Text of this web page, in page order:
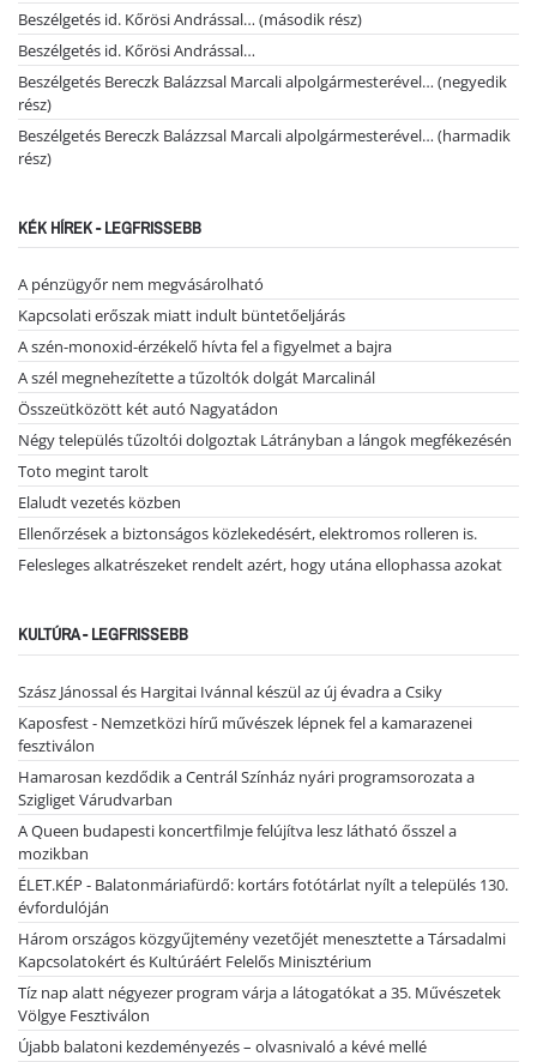
Beszélgetés id. Kőrösi Andrással… (második rész)
Beszélgetés id. Kőrösi Andrással…
Beszélgetés Bereczk Balázzsal Marcali alpolgármesterével… (negyedik
rész)
Beszélgetés Bereczk Balázzsal Marcali alpolgármesterével… (harmadik
rész)
KÉK HÍREK - LEGFRISSEBB
A pénzügyőr nem megvásárolható
Kapcsolati erőszak miatt indult büntetőeljárás
A szén-monoxid-érzékelő hívta fel a figyelmet a bajra
A szél megnehezítette a tűzoltók dolgát Marcalinál
Összeütközött két autó Nagyatádon
Négy település tűzoltói dolgoztak Látrányban a lángok megfékezésén
Toto megint tarolt
Elaludt vezetés közben
Ellenőrzések a biztonságos közlekedésért, elektromos rolleren is.
Felesleges alkatrészeket rendelt azért, hogy utána ellophassa azokat
KULTÚRA - LEGFRISSEBB
Szász Jánossal és Hargitai Ivánnal készül az új évadra a Csiky
Kaposfest - Nemzetközi hírű művészek lépnek fel a kamarazenei
fesztiválon
Hamarosan kezdődik a Centrál Színház nyári programsorozata a
Szigliget Várudvarban
A Queen budapesti koncertfilmje felújítva lesz látható ősszel a
mozikban
ÉLET.KÉP - Balatonmáriafürdő: kortárs fotótárlat nyílt a település 130.
évfordulóján
Három országos közgyűjtemény vezetőjét menesztette a Társadalmi
Kapcsolatokért és Kultúráért Felelős Minisztérium
Tíz nap alatt négyezer program várja a látogatókat a 35. Művészetek
Völgye Fesztiválon
Újabb balatoni kezdeményezés – olvasnivaló a kévé mellé